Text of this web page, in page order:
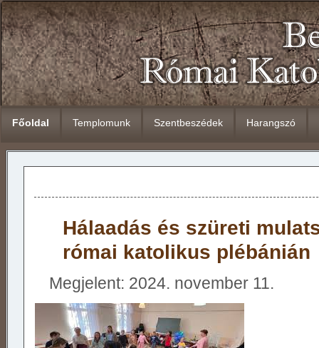
Főoldal Templomunk Szentbeszédek Harangszó
Hálaadás és szüreti
római katolikus plébánián
Megjelent: 2024. november 11.